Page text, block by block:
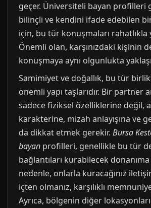
geçer. Üniversiteli bayan profilleri
bilinçli ve kendini ifade edebilen
için, bu tür konuşmaları rahatlıkla
Önemli olan, karşınızdaki kişinin
konuşmaya aynı olgunlukta
Samimiyet ve doğallık, bu tür
önemli yapı taşlarıdır. Bir partner
sadece fiziksel özelliklerine değil,
karakterine, mizah anlayışına ve
da dikkat etmek gerekir. Bursa
bayan profilleri, genellikle bu tür
bağlantıları kurabilecek
nedenle, onlarla kuracağınız
içten olmanız, karşılıklı
Ayrıca, bölgenin diğer